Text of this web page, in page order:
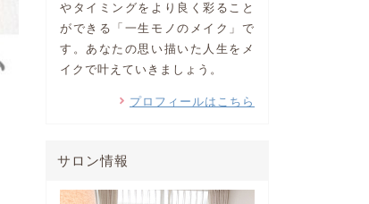
やタイミングをより良く彩ること
ができる「一生モノのメイク」で
す。あなたの思い描いた人生をメ
イクで叶えていきましょう。
プロフィールはこちら
サロン情報